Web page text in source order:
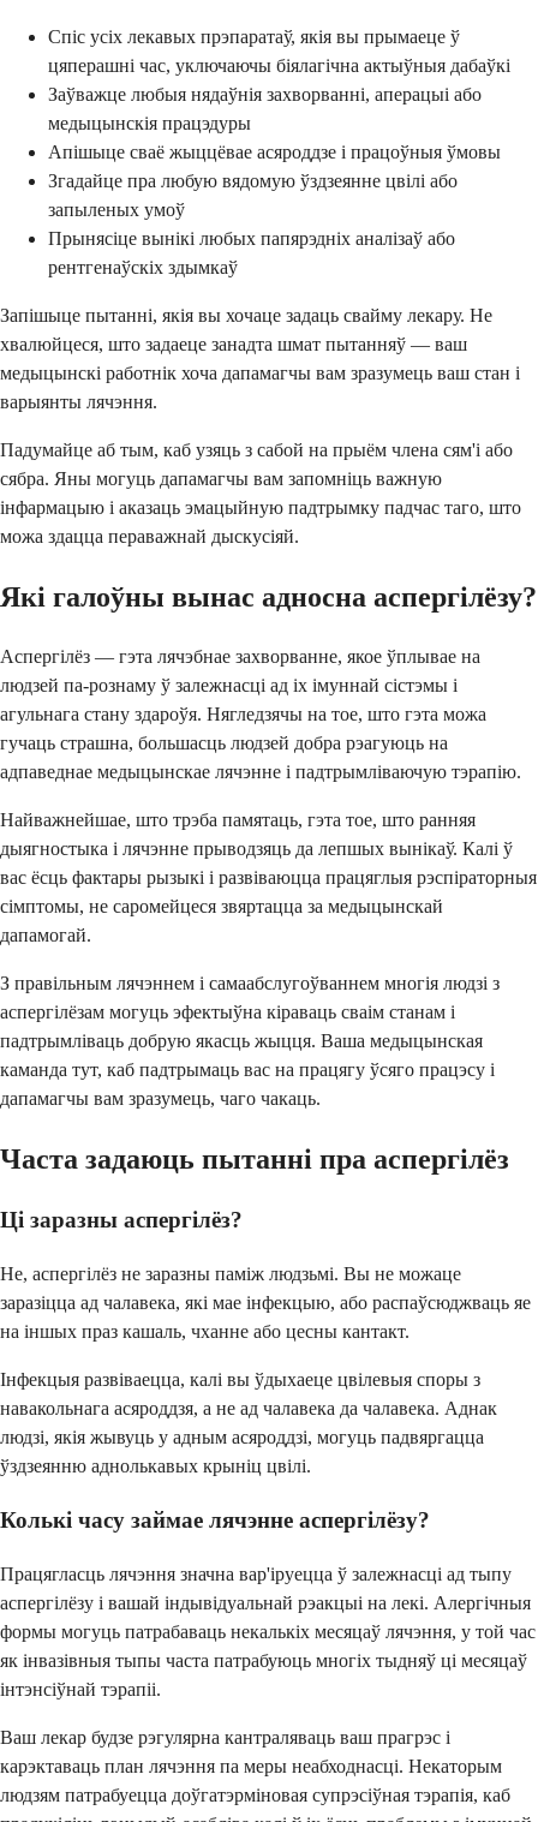
Спіс усіх лекавых прэпаратаў, якія вы прымаеце ў
цяперашні час, уключаючы біялагічна актыўныя дабаўкі
Заўважце любыя нядаўнія захворванні, аперацыі або
медыцынскія працэдуры
Апішыце сваё жыццёвае асяроддзе і працоўныя ўмовы
Згадайце пра любую вядомую ўздзеянне цвілі або
запыленых умоў
Прынясіце вынікі любых папярэдніх аналізаў або
рентгенаўскіх здымкаў
Запішыце пытанні, якія вы хочаце задаць свайму лекару. Не
хвалюйцеся, што задаеце занадта шмат пытанняў — ваш
медыцынскі работнік хоча дапамагчы вам зразумець ваш стан і
варыянты лячэння.
Падумайце аб тым, каб узяць з сабой на прыём члена сям'і або
сябра. Яны могуць дапамагчы вам запомніць важную
інфармацыю і аказаць эмацыйную падтрымку падчас таго, што
можа здацца пераважнай дыскусіяй.
Які галоўны вынас адносна аспергілёзу?
Аспергілёз — гэта лячэбнае захворванне, якое ўплывае на
людзей па-рознаму ў залежнасці ад іх імуннай сістэмы і
агульнага стану здароўя. Нягледзячы на тое, што гэта можа
гучаць страшна, большасць людзей добра рэагуюць на
адпаведнае медыцынскае лячэнне і падтрымліваючую тэрапію.
Найважнейшае, што трэба памятаць, гэта тое, што ранняя
дыягностыка і лячэнне прыводзяць да лепшых вынікаў. Калі ў
вас ёсць фактары рызыкі і развіваюцца працяглыя рэспіраторныя
сімптомы, не саромейцеся звяртацца за медыцынскай
дапамогай.
З правільным лячэннем і самаабслугоўваннем многія людзі з
аспергілёзам могуць эфектыўна кіраваць сваім станам і
падтрымліваць добрую якасць жыцця. Ваша медыцынская
каманда тут, каб падтрымаць вас на працягу ўсяго працэсу і
дапамагчы вам зразумець, чаго чакаць.
Часта задаюць пытанні пра аспергілёз
Ці заразны аспергілёз?
Не, аспергілёз не заразны паміж людзьмі. Вы не можаце
заразіцца ад чалавека, які мае інфекцыю, або распаўсюджваць яе
на іншых праз кашаль, чханне або цесны кантакт.
Інфекцыя развіваецца, калі вы ўдыхаеце цвілевыя споры з
навакольнага асяроддзя, а не ад чалавека да чалавека. Аднак
людзі, якія жывуць у адным асяроддзі, могуць падвяргацца
ўздзеянню аднолькавых крыніц цвілі.
Колькі часу займае лячэнне аспергілёзу?
Працягласць лячэння значна вар'іруецца ў залежнасці ад тыпу
аспергілёзу і вашай індывідуальнай рэакцыі на лекі. Алергічныя
формы могуць патрабаваць некалькіх месяцаў лячэння, у той час
як інвазівныя тыпы часта патрабуюць многіх тыдняў ці месяцаў
інтэнсіўнай тэрапіі.
Ваш лекар будзе рэгулярна кантраляваць ваш прагрэс і
карэктаваць план лячэння па меры неабходнасці. Некаторым
людзям патрабуецца доўгатэрміновая супрэсіўная тэрапія, каб